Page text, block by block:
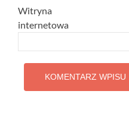
Witryna
internetowa